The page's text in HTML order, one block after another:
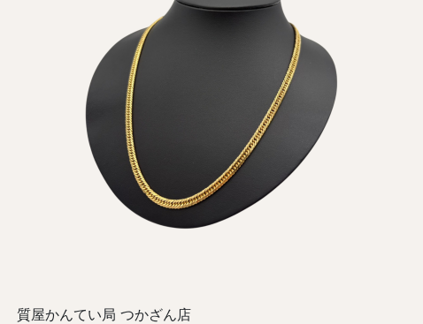
質屋かんてい局 つかざん店